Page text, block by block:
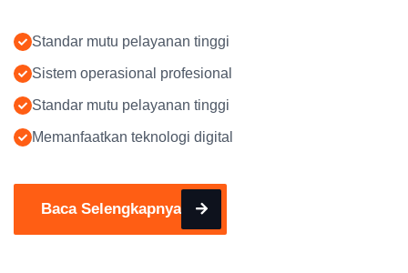
Standar mutu pelayanan tinggi
Sistem operasional profesional
Standar mutu pelayanan tinggi
Memanfaatkan teknologi digital
Baca Selengkapnya